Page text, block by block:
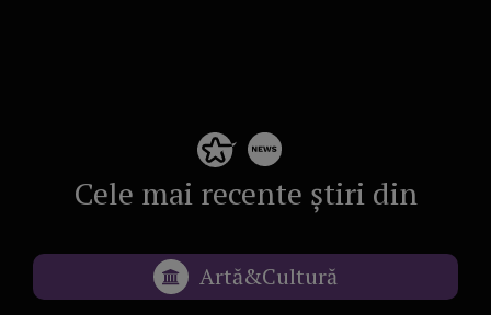
Cele mai recente știri din
Artă&Cultură